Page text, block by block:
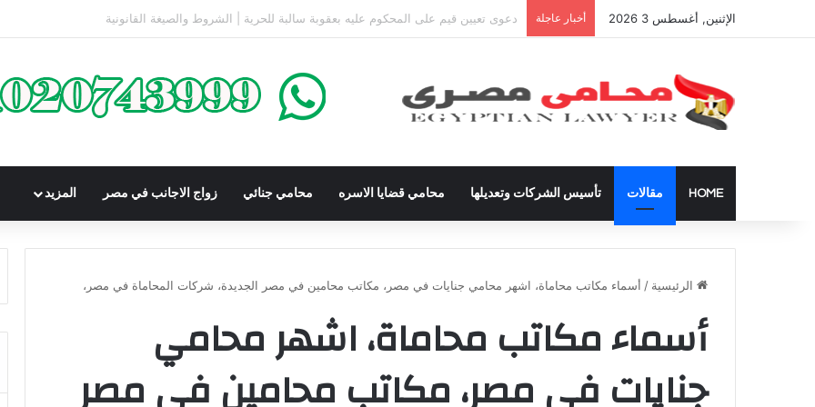
الإثنين, أغسطس 3 2026 أخبار عاجلة شراء العقارات داخل الكومباوندات تحت الإنشاء | أهم البنود التي تحمي المشتري في القانون المصري
HOME مقالات تأسيس الشركات وتعديلها محامي قضايا الاسره محامي جنائي زواج الاجانب في مصر المزيد
الرئيسية / أسماء مكاتب محاماة، اشهر محامي جنايات في مصر، مكاتب محامين في مصر الجديدة، شركات المحاماة في مصر،
أسماء مكاتب محاماة، اشهر محامي
جنايات في مصر، مكاتب محامين في مصر